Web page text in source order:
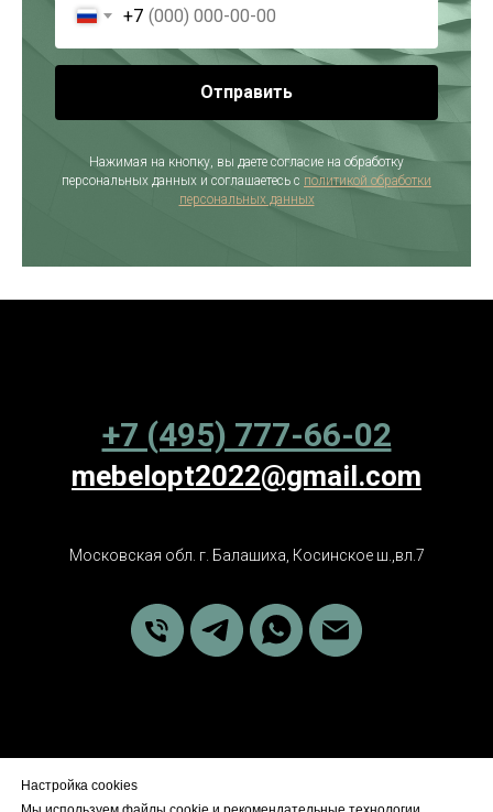
+7
Отправить
Нажимая на кнопку, вы даете согласие на обработку
персональных данных и соглашаетесь c политикой обработки
персональных данных
+7 (495) 777-66-02
mebelopt2022@gmail.com
Московская обл. г. Балашиха, Косинское ш.,вл.7
Настройка cookies